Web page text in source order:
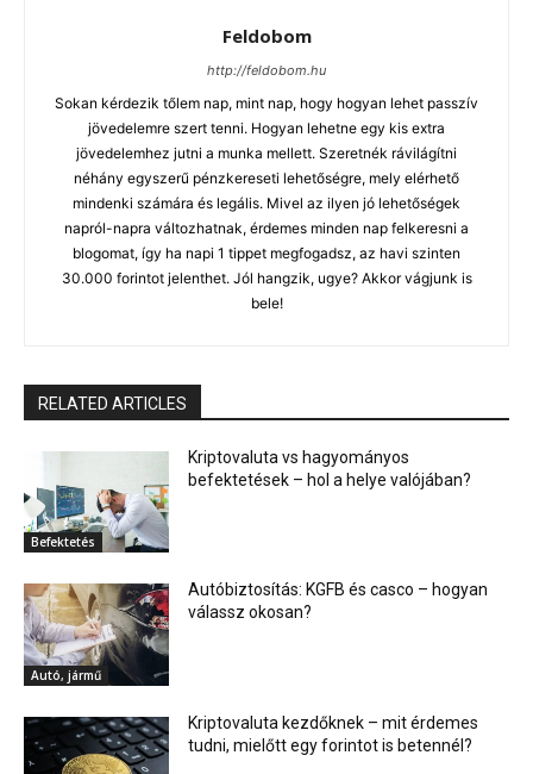
Feldobom
http://feldobom.hu
Sokan kérdezik tőlem nap, mint nap, hogy hogyan lehet passzív
jövedelemre szert tenni. Hogyan lehetne egy kis extra
jövedelemhez jutni a munka mellett. Szeretnék rávilágítni
néhány egyszerű pénzkereseti lehetőségre, mely elérhető
mindenki számára és legális. Mivel az ilyen jó lehetőségek
napról-napra változhatnak, érdemes minden nap felkeresni a
blogomat, így ha napi 1 tippet megfogadsz, az havi szinten
30.000 forintot jelenthet. Jól hangzik, ugye? Akkor vágjunk is
bele!
RELATED ARTICLES
Befektetés
Kriptovaluta vs hagyományos
befektetések – hol a helye valójában?
Autó, jármű
Autóbiztosítás: KGFB és casco – hogyan
válassz okosan?
Kriptovaluta kezdőknek – mit érdemes
tudni, mielőtt egy forintot is betennél?